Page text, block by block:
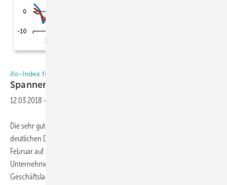
ifo-Index für den Bau
Spannende
12.03.2018 -
Die sehr gute Stimmung in den deutschen Chefetagen hat einen
deutlichen Dämpfer erhalten. Der ifo Geschäftsklimaindex ist im
Februar auf 115,4 Punkte gesunken, nach 117,6 im Januar. Die
Unternehmer waren weniger zufrieden mit ihrer aktuellen
Geschäftslage, dennoch war der Wert der